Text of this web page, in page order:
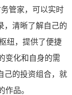
管家，可以实时
，清晰了解自己的
纽，提供了便捷
变化和自身的需
己的投资组合，就
作品。